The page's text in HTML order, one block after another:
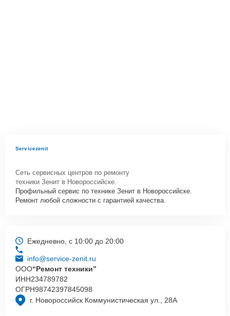
Servicezenit
Сеть сервисных центров по ремонту
техники Зенит в Новороссийске.
Профильный сервис по технике Зенит в Новороссийске.
Ремонт любой сложности с гарантией качества.
г. Новороссийск Коммунистическая ул., 28А
Ежедневно, с 10:00 до 20:00
info@service-zenit.ru
ООО“Ремонт техники”
ИНН234789782
ОГРН98742397845098